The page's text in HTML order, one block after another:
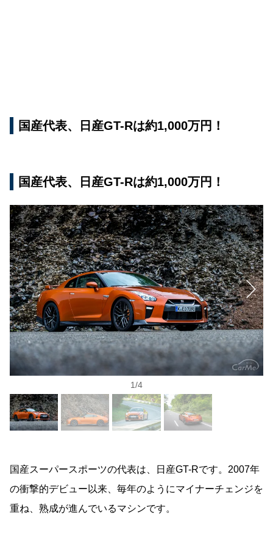
国産代表、日産GT-Rは約1,000万円！
国産代表、日産GT-Rは約1,000万円！
1/4
国産スーパースポーツの代表は、日産GT-Rです。2007年
の衝撃的デビュー以来、毎年のようにマイナーチェンジを
重ね、熟成が進んでいるマシンです。